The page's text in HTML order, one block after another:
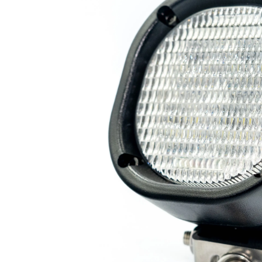
Lampy
pozycyjne
Panele świetlne LED
Oświetlenie
wewnętrze
Opryskiwacze polowe
Oferty
LED
Zestawy oświetlenia
Inne
Kontakt